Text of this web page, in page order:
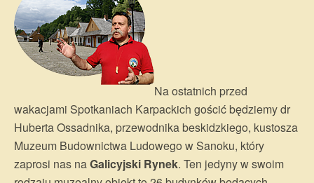
Na ostatnich przed
wakacjami Spotkaniach Karpackich gościć będziemy dr
Huberta Ossadnika, przewodnika beskidzkiego, kustosza
Muzeum Budownictwa Ludowego w Sanoku, który
zaprosi nas naGalicyjski Rynek. Ten jedyny w swoim